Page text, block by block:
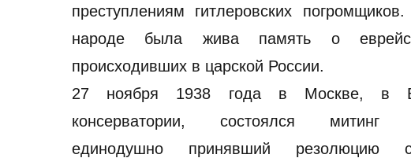
преступлениям гитлеровских
народе была жива память о
происходивших в царской России.
27 ноября 1938 года в Москве, в
консерватории, состоялся митинг
единодушно принявший резолюцию